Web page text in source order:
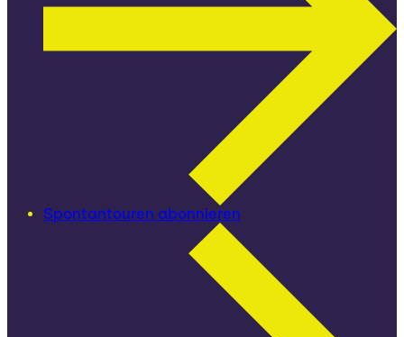
Spontantouren abonnieren